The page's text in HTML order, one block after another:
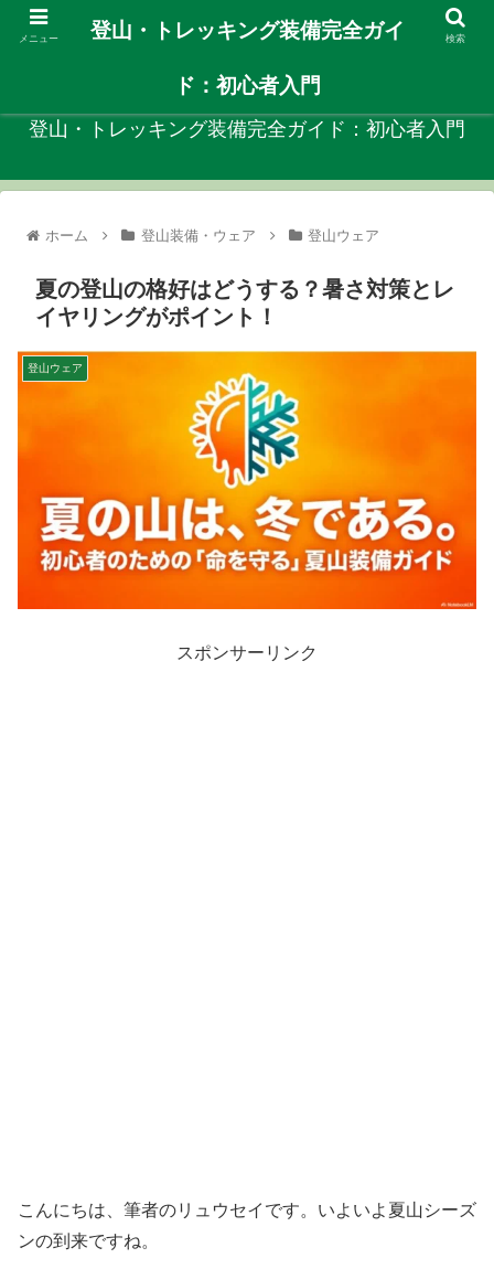
登山・トレッキング装備完全ガイド：初心者入門
ホーム 登山装備・ウェア 登山ウェア
夏の登山の格好はどうする？暑さ対策とレ
イヤリングがポイント！
登山ウェア
スポンサーリンク
こんにちは、筆者のリュウセイです。いよいよ夏山シーズ
ンの到来ですね。
メニュー 登山・トレッキング装備完全ガイ
ド：初心者入門
検索